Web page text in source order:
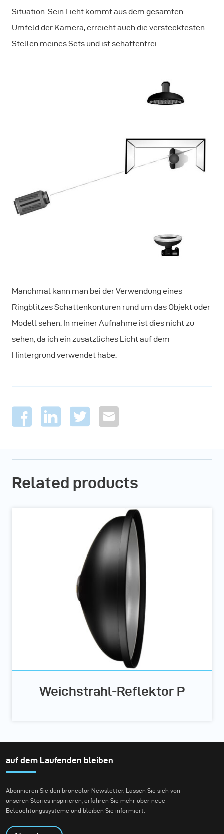
Situation. Sein Licht kommt aus dem gesamten
Umfeld der Kamera, erreicht auch die verstecktesten
Stellen meines Sets und ist schattenfrei.
Manchmal kann man bei der Verwendung eines
Ringblitzes Schattenkonturen rund um das Objekt oder
Modell sehen. In meiner Aufnahme ist dies nicht zu
sehen, da ich ein zusätzliches Licht auf dem
Hintergrund verwendet habe.
Related products
Weichstrahl-Reflektor P
auf dem Laufenden bleiben
Abonnieren Sie den broncolor Newsletter. Lassen Sie sich von
unseren Stories inspirieren, erfahren Sie mehr über neue
Beleuchtungssysteme und bleiben Sie informiert.